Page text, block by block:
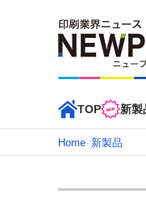
TOP 新製
インデック
TOP 新
Home–新製品